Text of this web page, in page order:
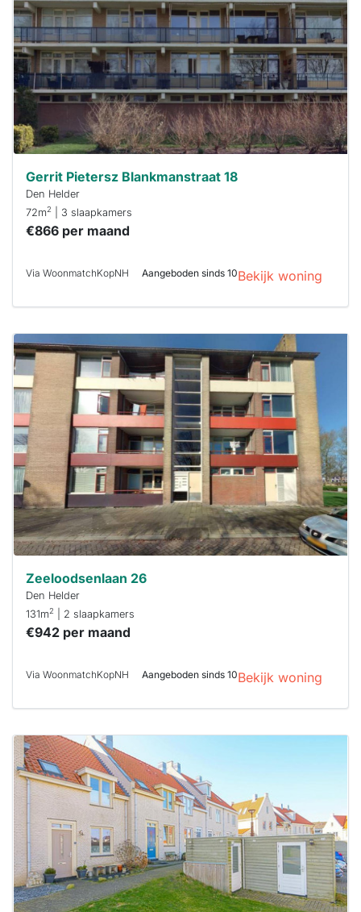
Om kans te
maken moet je
binnen 15
minuten
reageren.
Stekkies helpt
je hierbij!
Gerrit Pietersz Blankmanstraat 18
Den Helder
72m2 | 3 slaapkamers
€866 per maand
Via WoonmatchKopNH Aangeboden sinds 10Bekijk woning
Deze woning
waarschijnlijk
al verhuurd
Om kans te
maken moet je
binnen 15
minuten
reageren.
Stekkies helpt
je hierbij!
Zeeloodsenlaan 26
Den Helder
131m2 | 2 slaapkamers
€942 per maand
Via WoonmatchKopNH Aangeboden sinds 10Bekijk woning
Deze woning
is
waarschijnlijk
al verhuurd
Om kans te
binnen 15
minuten
Stekkies helpt
je hierbij!